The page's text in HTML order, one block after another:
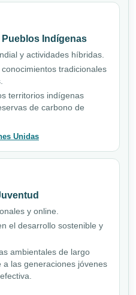
Indígenas
y actividades híbridas.
tradicionales
territorios indígenas
de carbono de
Unidas
y online.
el desarrollo sostenible y
ambientales de largo
las generaciones jóvenes